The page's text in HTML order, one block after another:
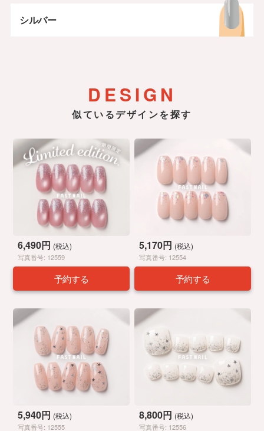
シルバー
DESIGN
似ているデザインを探す
6,490円 (税込)
写真番号: 12559
予約する
5,170円 (税込)
写真番号: 12554
予約する
5,940円 (税込)
写真番号: 12555
8,800円 (税込)
写真番号: 12556